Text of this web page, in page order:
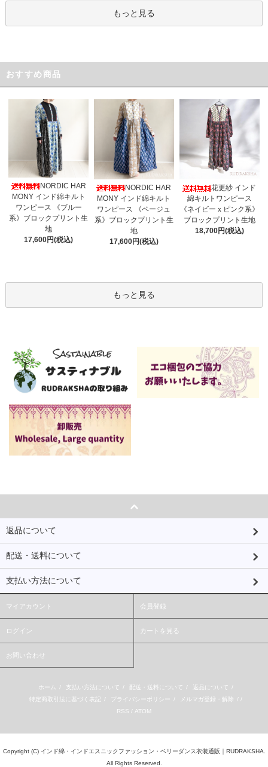
もっと見る
おすすめ商品
NORDIC HAR
MONY インド綿キルト
ワンピース 《ブルー
系》ブロックプリント生
地
17,600円(税込)
NORDIC HAR
MONY インド綿キルト
ワンピース 《ベージュ
系》ブロックプリント生
地
17,600円(税込)
花更紗 インド
綿キルトワンピース
《ネイビーｘピンク系》
ブロックプリント生地
18,700円(税込)
もっと見る
返品について
配送・送料について
支払い方法について
マイアカウント 会員登録
ログイン カートを見る
お問い合わせ
ホーム / 支払い方法について / 配送・送料について / 返品について
/
特定商取引法に基づく表記 / プライバシーポリシー / メルマガ登録・解除 / /
RSS / ATOM
Copyright (C) インド綿・インドエスニックファッション・ベリーダンス衣装通販｜RUDRAKSHA.
All Rights Reserved.